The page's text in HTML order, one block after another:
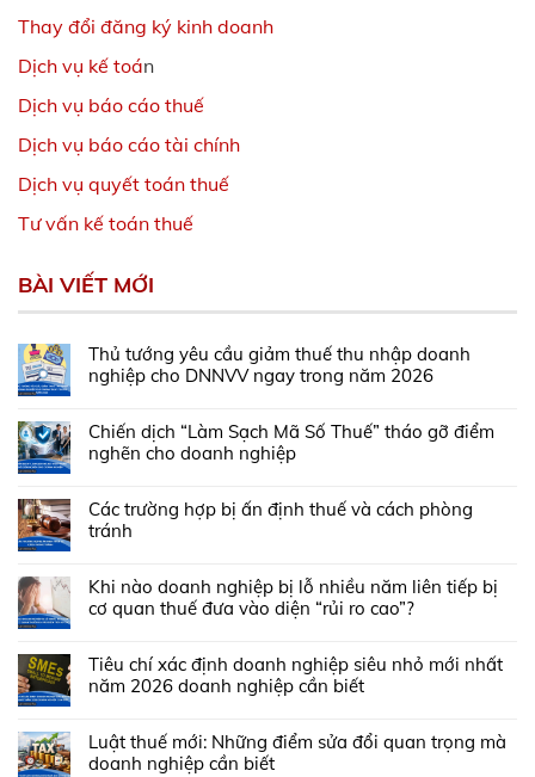
Thay đổi đăng ký kinh doanh
Dịch vụ kế toán
Dịch vụ báo cáo thuế
Dịch vụ báo cáo tài chính
Dịch vụ quyết toán thuế
Tư vấn kế toán thuế
BÀI VIẾT MỚI
Thủ tướng yêu cầu giảm thuế thu nhập doanh
nghiệp cho DNNVV ngay trong năm 2026
Chiến dịch “Làm Sạch Mã Số Thuế” tháo gỡ điểm
nghẽn cho doanh nghiệp
Các trường hợp bị ấn định thuế và cách phòng
tránh
Khi nào doanh nghiệp bị lỗ nhiều năm liên tiếp bị
cơ quan thuế đưa vào diện “rủi ro cao”?
Tiêu chí xác định doanh nghiệp siêu nhỏ mới nhất
năm 2026 doanh nghiệp cần biết
Luật thuế mới: Những điểm sửa đổi quan trọng mà
doanh nghiệp cần biết